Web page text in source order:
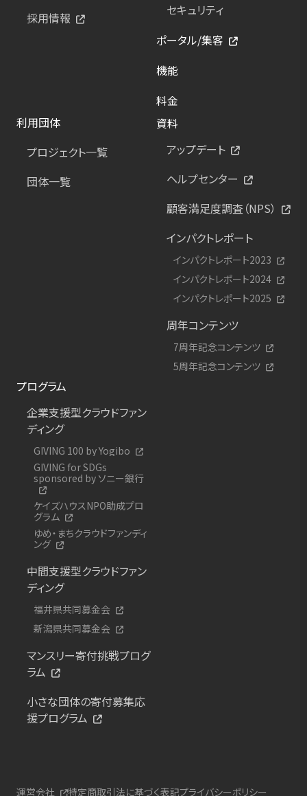
採用情報
セキュリティ
ポータル/集客
機能
料金
利用団体
プロジェクト一覧
団体一覧
資料
アップデート
ヘルプセンター
顧客満足度調査（NPS）
インパクトレポート
インパクトレポート2023
インパクトレポート2024
インパクトレポート2025
周年コンテンツ
7周年記念コンテンツ
5周年記念コンテンツ
プログラム
企業支援型クラウドファン
ディング
GIVING 100 by Yogibo
GIVING for SDGs
sponsored by ソニー銀行
ケイズハウスNPO助成プロ
グラム
ゆめ・まちクラウドファンディ
ング
中間支援型クラウドファン
ディング
福井県共同募金会
新潟県共同募金会
マンスリー寄付挑戦プログ
ラム
小さな団体の寄付募集応
援プログラム
運営会社 特定商取引法に基づく表記プライバシーポリシー